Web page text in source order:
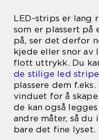
LED-strips er lang
som er plassert på
på, ser det derfor
kjede eller snor
flott uttrykk. Du
de stilige led stripe
plassere dem
vinduet for å
de kan også
andre måter, så du
bare det fine lyset.